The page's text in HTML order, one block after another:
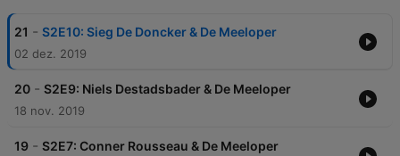
21 - S2E10: Sieg De Doncker & De Meeloper
02 dez. 2019
20 - S2E9: Niels Destadsbader & De Meeloper
18 nov. 2019
19 - S2E7: Conner Rousseau & De Meeloper